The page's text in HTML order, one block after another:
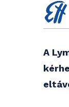
A